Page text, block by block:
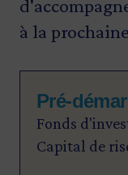
à la
Pré-
Fonds
Capital de